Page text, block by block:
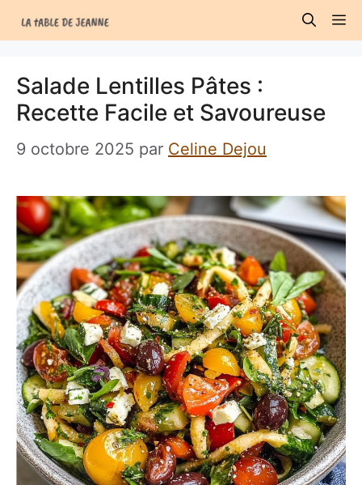
au
Salade Lentilles Pâtes :
Recette Facile et Savoureuse
9 octobre 2025 par Celine Dejou